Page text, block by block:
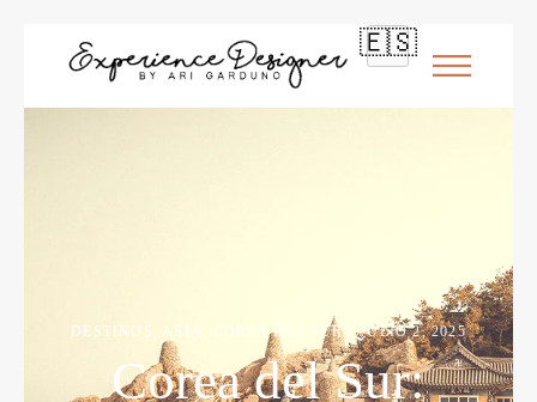
🇪🇸
DESTINOS ASIA COREA DEL SUR JULIO 2, 2025
Corea del Sur: